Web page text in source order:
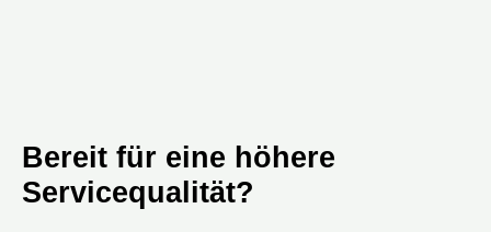
Bereit für eine höhere
Servicequalität?